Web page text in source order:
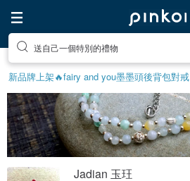
送自己一個特別的禮物
新品牌上架🔥fairy and you墨墨頭後背包對戒
Jadian 玉玨